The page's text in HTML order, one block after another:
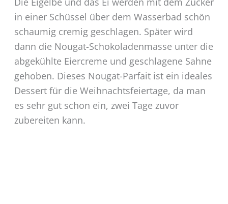
in einer Schüssel über dem Wasserbad schön
schaumig cremig geschlagen. Später wird
dann die Nougat-Schokoladenmasse unter die
abgekühlte Eiercreme und geschlagene Sahne
gehoben. Dieses Nougat-Parfait ist ein ideales
Dessert für die Weihnachtsfeiertage, da man
es sehr gut schon ein, zwei Tage zuvor
zubereiten kann.